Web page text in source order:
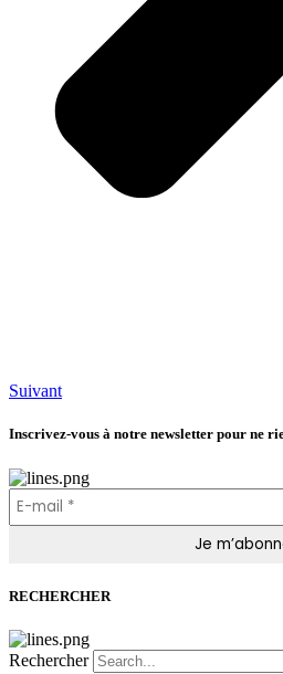
Suivant
Inscrivez-vous à notre newsletter pour ne
RECHERCHER
Rechercher